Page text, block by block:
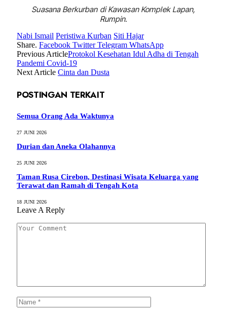
Suasana Berkurban di Kawasan Komplek Lapan,
Rumpin.
Nabi Ismail Peristiwa Kurban Siti Hajar
Share. Facebook Twitter Telegram WhatsApp
Previous ArticleProtokol Kesehatan Idul Adha di Tengah
Pandemi Covid-19
Next Article Cinta dan Dusta
POSTINGAN TERKAIT
Semua Orang Ada Waktunya
27 JUNI 2026
Durian dan Aneka Olahannya
25 JUNI 2026
Taman Rusa Cirebon, Destinasi Wisata Keluarga yang
Terawat dan Ramah di Tengah Kota
18 JUNI 2026
Leave A Reply